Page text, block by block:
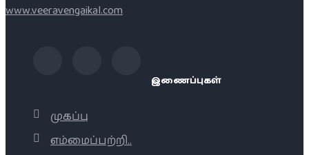
www.veeravengaikal.com
இணைப்புகள்
முகப்பு
எம்மைப்பற்றி..